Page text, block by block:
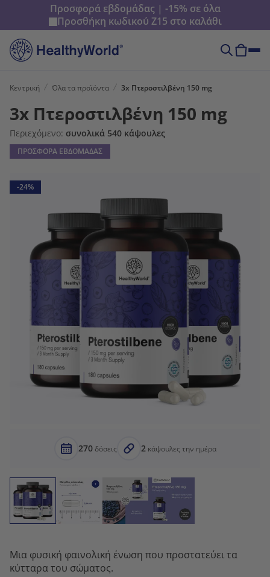
Προσφορά εβδομάδας | -15% σε όλα
Προσθήκη κωδικού Z15 στο καλάθι
Κεντρική Όλα τα προϊόντα 3x Πτεροστιλβένη 150 mg
3x Πτεροστιλβένη 150 mg
Περιεχόμενο: συνολικά 540 κάψουλες
ΠΡΟΣΦΟΡΑ ΕΒΔΟΜΑΔΑΣ
-24%
270δόσεις 2κάψουλες την ημέρα
Μια φυσική φαινολική ένωση που προστατεύει τα
κύτταρα του σώματος.